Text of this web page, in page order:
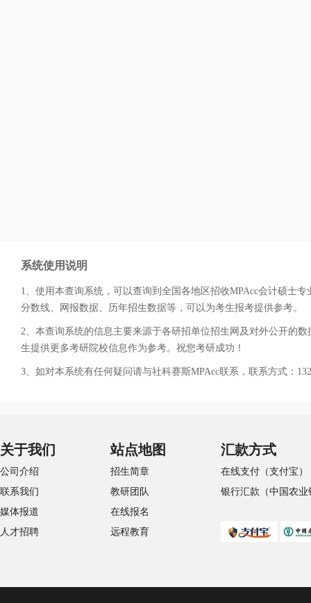
系统使用说明
1、使用本查询系统，可以查询到全国各地区招收MPAcc会计硕士
分数线、网报数据、历年招生数据等，可以为考生报考提供参考。
2、本查询系统的信息主要来源于各研招单位招生网及对外公开的
生提供更多考研院校信息作为参考。祝您考研成功！
3、如对本系统有任何疑问请与社科赛斯MPAcc联系，联系方式：
关于我们
公司介绍
联系我们
媒体报道
人才招聘
站点地图
招生简章
教研团队
在线报名
远程教育
汇款方式
在线支付（支付宝）
银行汇款（中国农业